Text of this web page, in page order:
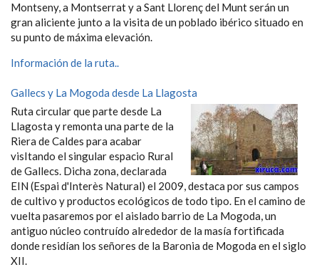
Montseny, a Montserrat y a Sant Llorenç del Munt serán un
gran aliciente junto a la visita de un poblado ibérico situado en
su punto de máxima elevación.
Información de la ruta..
Gallecs y La Mogoda desde La Llagosta
Ruta circular que parte desde La
Llagosta y remonta una parte de la
Riera de Caldes para acabar
visItando el singular espacio Rural
de Gallecs. Dicha zona, declarada
EIN (Espai d'Interès Natural) el 2009, destaca por sus campos
de cultivo y productos ecológicos de todo tipo. En el camino de
vuelta pasaremos por el aislado barrio de La Mogoda, un
antiguo núcleo contruído alrededor de la masía fortificada
donde residían los señores de la Baronia de Mogoda en el siglo
XII.